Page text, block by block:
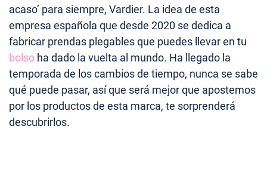
acaso’ para siempre, Vardier. La idea de esta
empresa española que desde 2020 se dedica a
fabricar prendas plegables que puedes llevar en tu
bolso ha dado la vuelta al mundo. Ha llegado la
temporada de los cambios de tiempo, nunca se sabe
qué puede pasar, así que será mejor que apostemos
por los productos de esta marca, te sorprenderá
descubrirlos.